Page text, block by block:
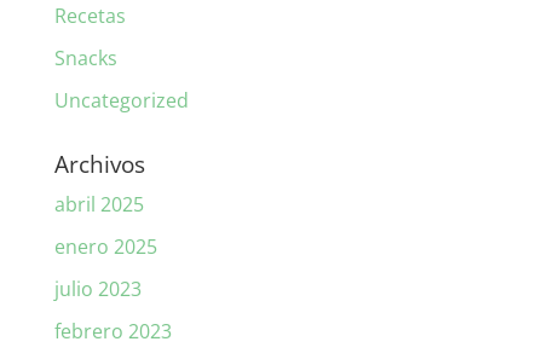
Recetas
Snacks
Uncategorized
Archivos
abril 2025
enero 2025
julio 2023
febrero 2023